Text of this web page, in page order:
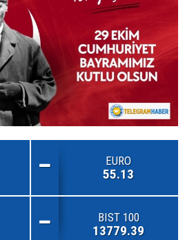
EURO
55.13
BIST 100
13779.39